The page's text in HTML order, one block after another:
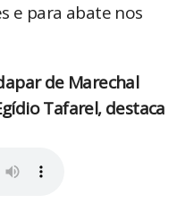
e para abate nos
de Marechal
Tafarel, destaca